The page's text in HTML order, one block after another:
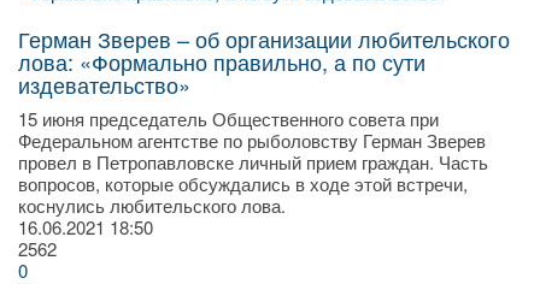
Герман Зверев – об организации любительского
лова: «Формально правильно, а по сути
издевательство»
15 июня председатель Общественного совета при
Федеральном агентстве по рыболовству Герман Зверев
провел в Петропавловске личный прием граждан. Часть
вопросов, которые обсуждались в ходе этой встречи,
коснулись любительского лова.
16.06.2021 18:50
2562
0